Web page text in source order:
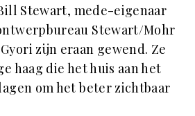
Stewart, mede-eigenaar
Stewart/Mohr
zijn eraan gewend. Ze
haag die het huis aan het
om het beter zichtbaar